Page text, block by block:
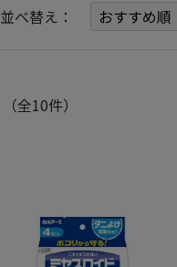
並べ替え：
（全10件）